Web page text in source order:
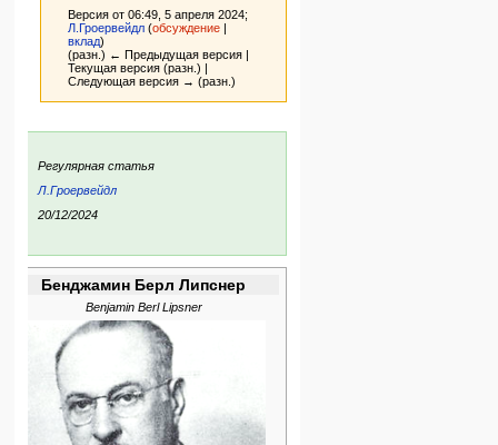
Версия от 06:49, 5 апреля 2024;
Л.Гроервейдл (обсуждение |
вклад)
(разн.) ← Предыдущая версия |
Текущая версия (разн.) |
Следующая версия → (разн.)
Перейти
навигации
Перейти
поиску
Регулярная статья
Л.Гроервейдл
20/12/2024
Бенджамин Берл Липснер
Benjamin Berl Lipsner